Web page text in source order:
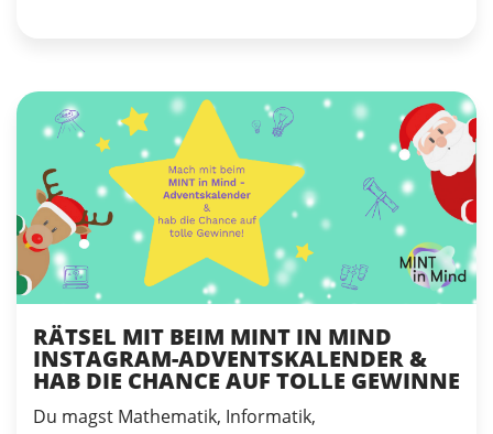
RÄTSEL MIT BEIM MINT IN MIND
INSTAGRAM-ADVENTSKALENDER &
HAB DIE CHANCE AUF TOLLE GEWINNE
Du magst Mathematik, Informatik,